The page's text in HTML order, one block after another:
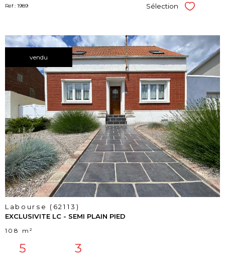
Réf : 1989 Sélection Sélectionner
vendu
voir le
bien
Labourse (62113)
EXCLUSIVITE LC - SEMI PLAIN PIED
108 m²
5 3